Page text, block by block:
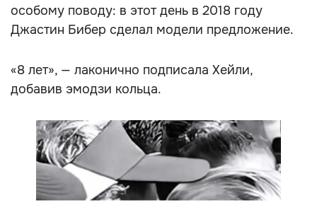
особому поводу: в этот день в 2018 году
Джастин Бибер сделал модели предложение.
«8 лет», — лаконично подписала Хейли,
добавив эмодзи кольца.